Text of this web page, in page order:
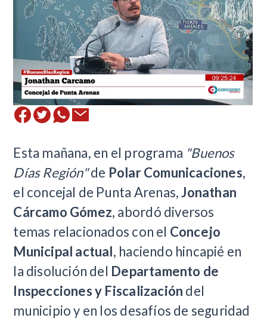
Esta mañana, en el programa "Buenos
Días Región"de Polar Comunicaciones,
el concejal de Punta Arenas,Jonathan
Cárcamo Gómez, abordó diversos
temas relacionados con el Concejo
Municipal actual, haciendo hincapié en
la disolución del Departamento de
Inspecciones y Fiscalización del
municipio y en los desafíos de seguridad